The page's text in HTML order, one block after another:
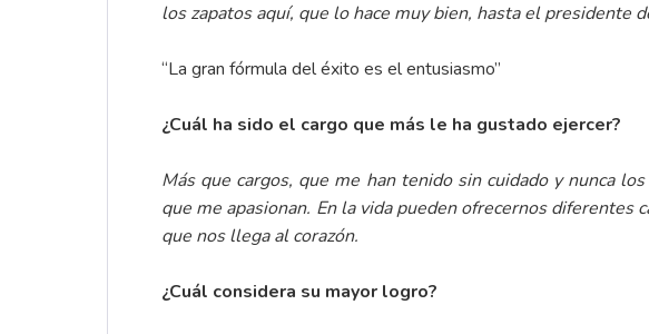
los zapatos aquí, que lo hace muy bien, hasta el presidente
“La gran fórmula del éxito es el entusiasmo”
¿Cuál ha sido el cargo que más le ha gustado ejercer?
Más que cargos, que me han tenido sin cuidado y nunca
que me apasionan. En la vida pueden ofrecernos
que nos llega al corazón.
¿Cuál considera su mayor logro?